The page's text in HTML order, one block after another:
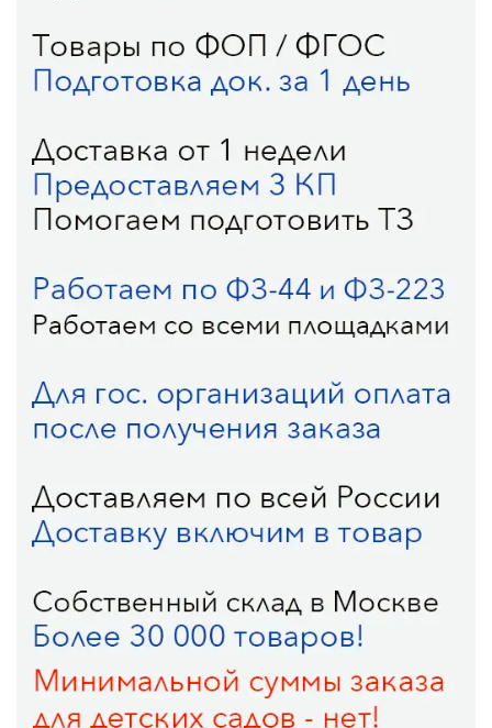
развитию мелкой моторики, координации движений
и творческого мышления у детей.
5. Уникальность и креативность: деревянные
возможности для творчества и самовыражения,
поскольку их можно использовать для создания
разнообразных форм и конструкций.
Эти преимущества делают деревянные конструкторы
стремящихся обеспечить детям качественное и
разностороннее развитие.